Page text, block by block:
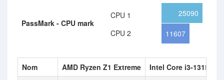
PassMark - CPU mark
CPU 1
CPU 2
25090
11607
Nom AMD Ryzen Z1 Extreme
Intel Core i3-1315U